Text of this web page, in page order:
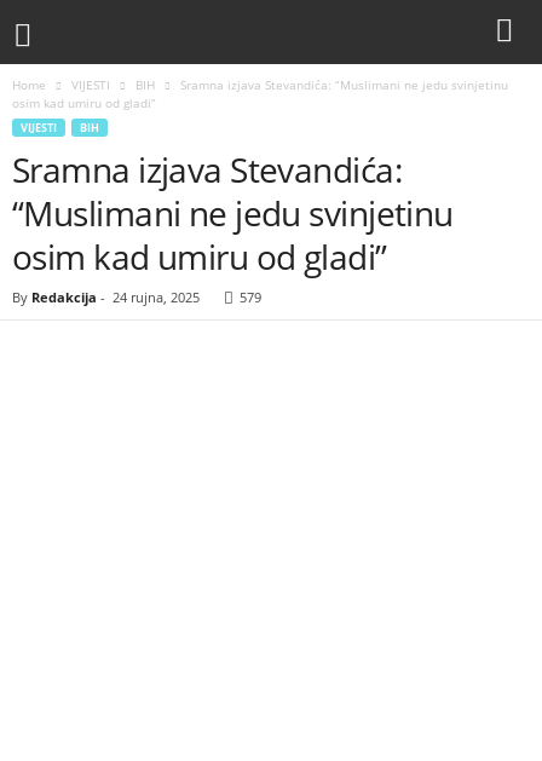
Home VIJESTI BIH
Sramna izjava Stevandića: “Muslimani ne jedu svinjetinu
osim kad umiru od gladi”
VIJESTI BIH
Sramna izjava Stevandića:
“Muslimani ne jedu svinjetinu
osim kad umiru od gladi”
By Redakcija - 24 rujna, 2025 579